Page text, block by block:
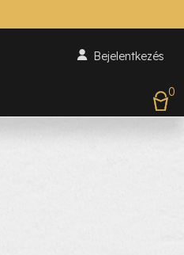
Bejelentkezés
0